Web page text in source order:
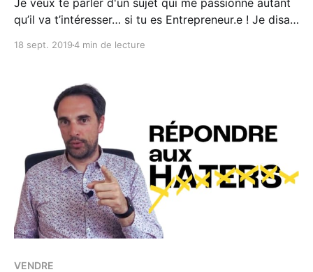
Je veux te parler d'un sujet qui me passionne autant
qu’il va t’intéresser… si tu es Entrepreneur.e ! Je disais
sans doute la phrase que j’ai le plus entendu depuis
18 sept. 20194 min de lecture
VENDRE